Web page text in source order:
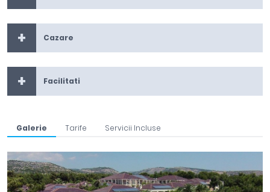
Cazare
Facilitati
Galerie Tarife Servicii Incluse